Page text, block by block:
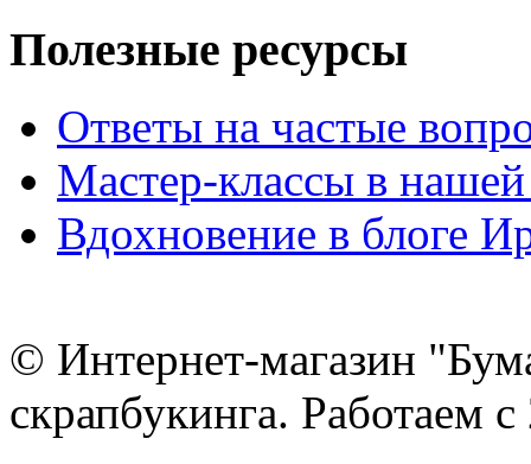
Полезные ресурсы
Ответы на частые
Мастер-классы в нашей
Вдохновение в блоге
© Интернет-магазин
скрапбукинга. Работаем с